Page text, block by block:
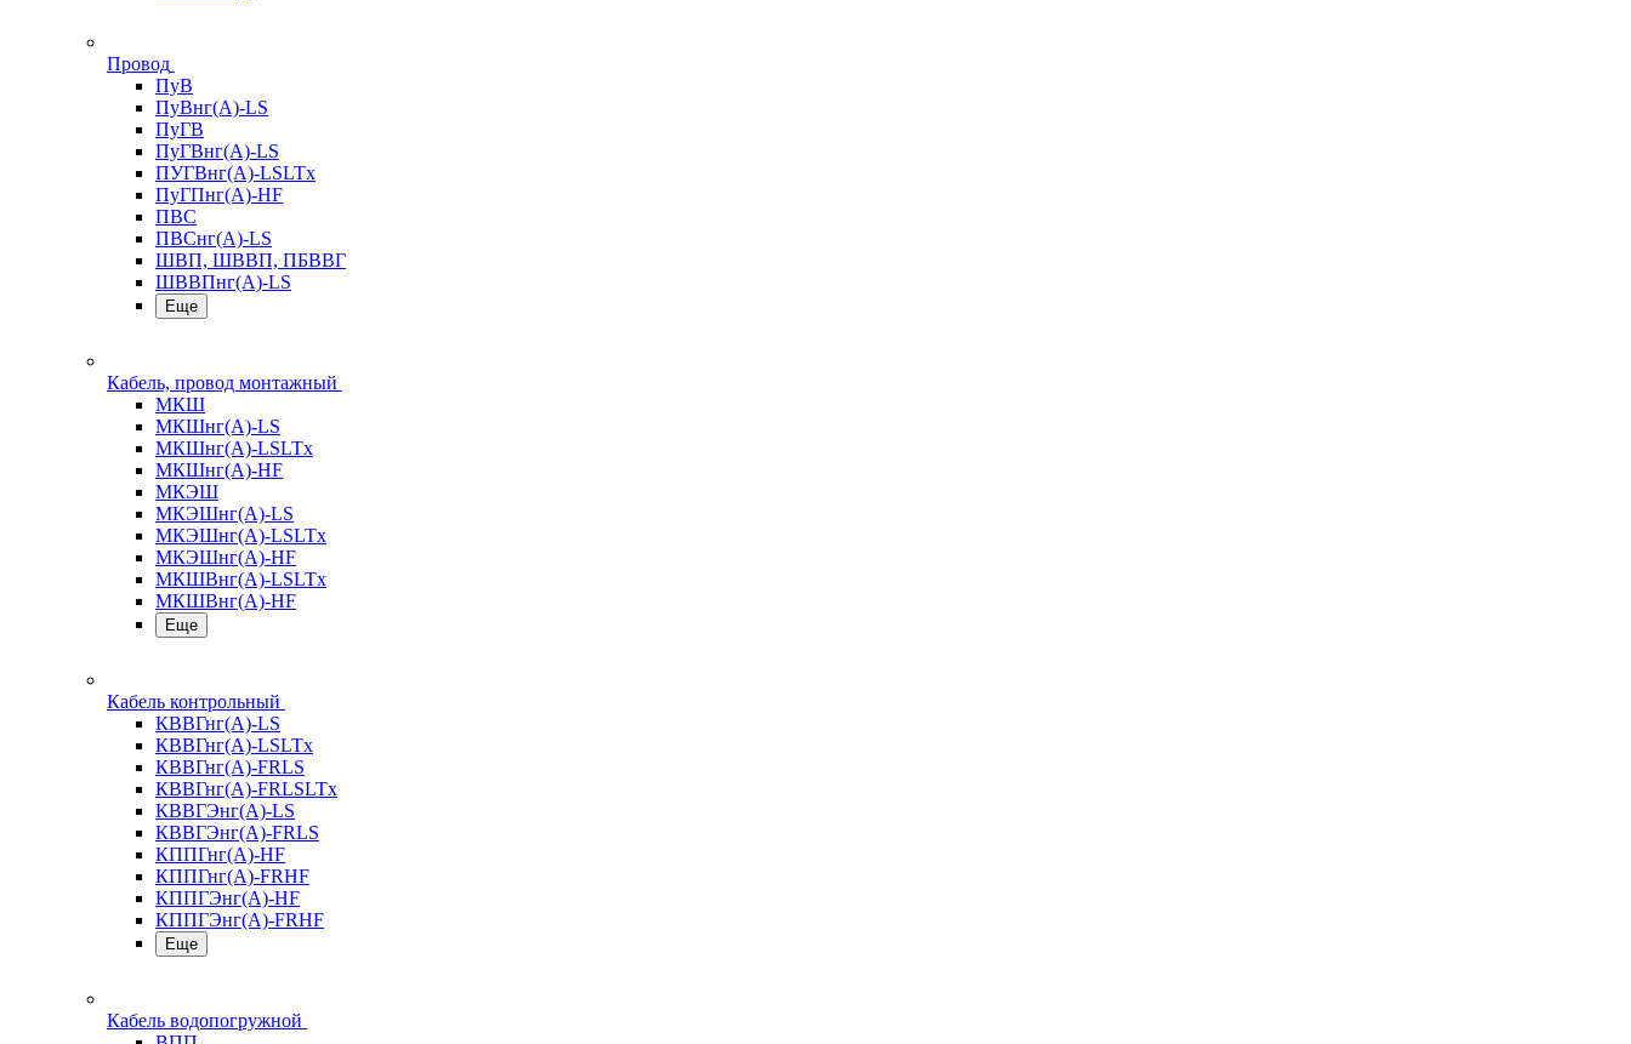
Провод
ПуВ
ПуВнг(А)-LS
ПуГВ
ПуГВнг(А)-LS
ПУГВнг(А)-LSLTx
ПуГПнг(А)-HF
ПВС
ПВСнг(А)-LS
ШВП, ШВВП, ПБВВГ
ШВВПнг(А)-LS
Еще
Кабель, провод монтажный
МКШ
МКШнг(А)-LS
МКШнг(А)-LSLTx
МКШнг(А)-HF
МКЭШ
МКЭШнг(А)-LS
МКЭШнг(А)-LSLTx
МКЭШнг(А)-HF
МКШВнг(A)-LSLTx
МКШВнг(А)-HF
Еще
Кабель контрольный
КВВГнг(А)-LS
КВВГнг(А)-LSLTx
КВВГнг(А)-FRLS
КВВГнг(А)-FRLSLTx
КВВГЭнг(А)-LS
КВВГЭнг(А)-FRLS
КППГнг(А)-HF
КППГнг(А)-FRHF
КППГЭнг(А)-HF
КППГЭнг(А)-FRHF
Еще
Кабель водопогружной